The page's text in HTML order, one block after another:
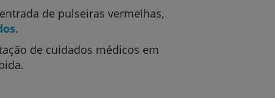
de pulseiras vermelhas,
.
de cuidados médicos em